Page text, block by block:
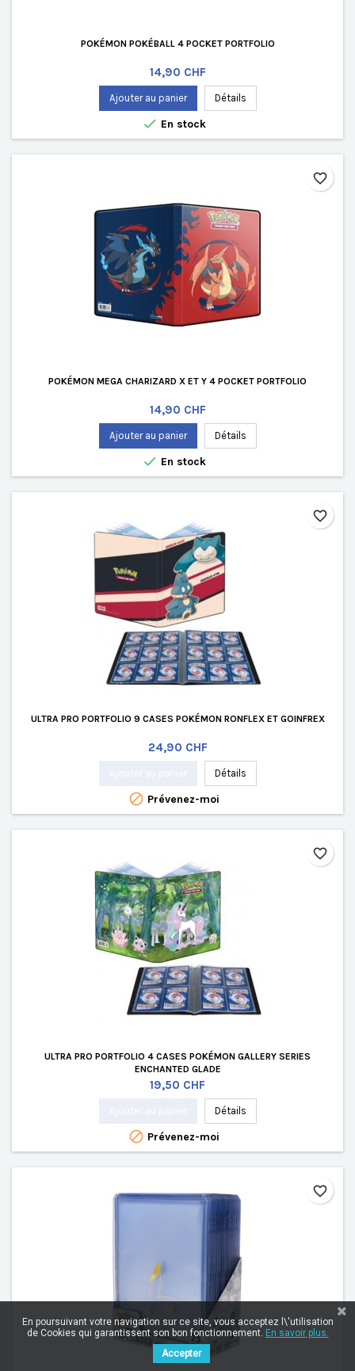
POKÉMON POKÉBALL 4 POCKET PORTFOLIO
Prix
14,90 CHF
Ajouter au panier Détails
 En stock
POKÉMON MEGA CHARIZARD X ET Y 4 POCKET PORTFOLIO
Prix
14,90 CHF
Ajouter au panier Détails
 En stock
favorite_border
ULTRA PRO PORTFOLIO 9 CASES POKÉMON RONFLEX ET GOINFREX
Prix
24,90 CHF
Détails
 Prévenez-moi
favorite_border
ULTRA PRO PORTFOLIO 4 CASES POKÉMON GALLERY SERIES
ENCHANTED GLADE
Prix
19,50 CHF
Détails
 Prévenez-moi
favorite_border
favorite_border
En poursuivant votre navigation sur ce site, vous acceptez l\'utilisation
de Cookies qui garantissent son bon fonctionnement. En savoir plus.
Accepter